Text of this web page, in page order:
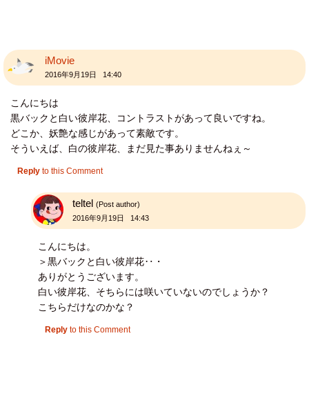
iMovie
2016年9月19日 14:40
こんにちは
黒バックと白い彼岸花、コントラストがあって良いですね。
どこか、妖艶な感じがあって素敵です。
そういえば、白の彼岸花、まだ見た事ありませんねぇ～
Reply to this Comment
teltel (Post author)
2016年9月19日 14:43
こんにちは。
＞黒バックと白い彼岸花‥・
ありがとうございます。
白い彼岸花、そちらには咲いていないのでしょうか？
こちらだけなのかな？
Reply to this Comment